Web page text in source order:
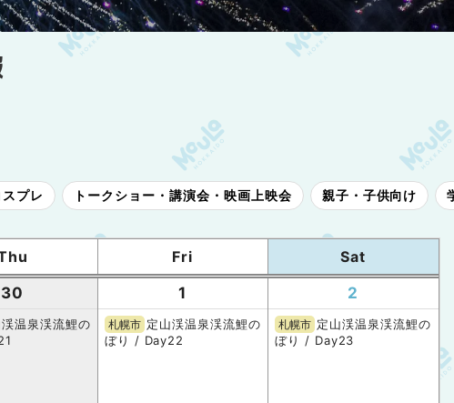
スプレ トークショー・講演会・映画上映会 親子・子供向け
Fri
Sat
30
温泉渓流鯉の
1
札幌市 定山渓温泉渓流鯉の
ぼり / Day22
2
札幌市 定山渓温泉渓流鯉の
ぼり / Day23